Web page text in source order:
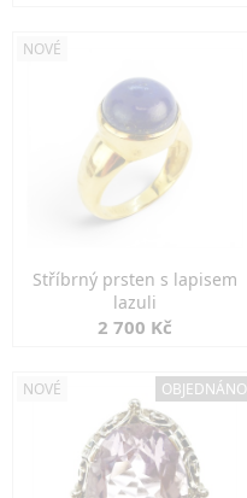
NOVÉ
Stříbrný prsten s lapisem
lazuli
2 700 Kč
NOVÉ OBJEDNÁNO